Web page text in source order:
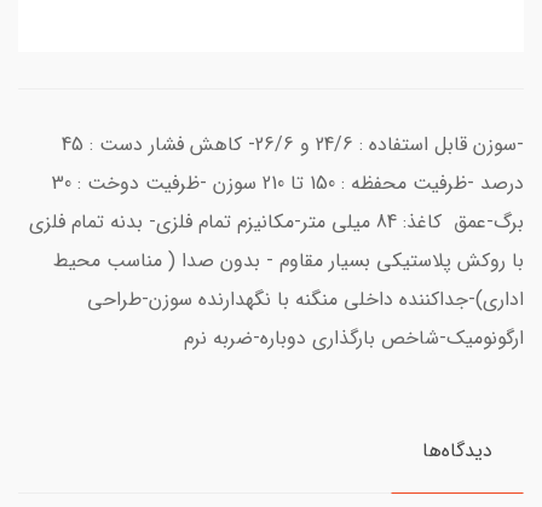
-سوزن قابل استفاده : 24/6 و 26/6- کاهش فشار دست : 45
درصد -ظرفیت محفظه : 150 تا 210 سوزن -ظرفیت دوخت : 30
برگ-عمق کاغذ: 84 میلی متر-مکانیزم تمام فلزی- بدنه تمام فلزی
با روکش پلاستیکی بسیار مقاوم - بدون صدا ( مناسب محیط
اداری)-جداکننده داخلی منگنه با نگهدارنده سوزن-طراحی
ارگونومیک-شاخص بارگذاری دوباره-ضربه نرم
دیدگاه‌ها